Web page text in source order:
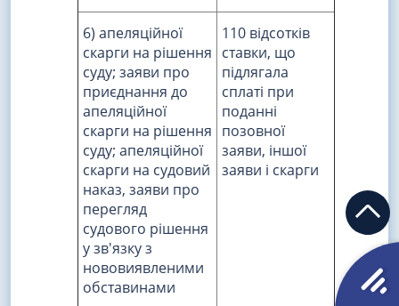
6) апеляційної
скарги на рішення
суду; заяви про
приєднання до
апеляційної
скарги на рішення
суду; апеляційної
скарги на судовий
наказ, заяви про
перегляд
судового рішення
у зв'язку з
нововиявленими
обставинами
110 відсотків
ставки, що
підлягала
сплаті при
поданні
позовної
заяви, іншої
заяви і скарги